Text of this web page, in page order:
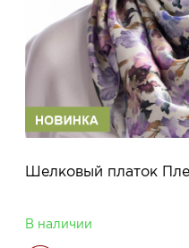
Шелковый платок
В наличии